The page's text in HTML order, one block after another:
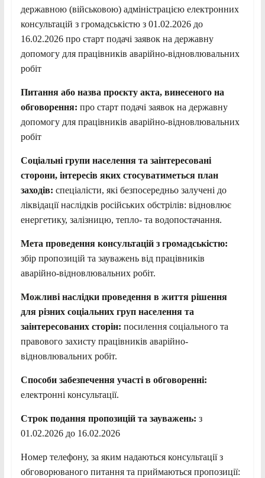
державною (військовою) адміністрацією електронних
консультацій з громадськістю з 01.02.2026 до
16.02.2026 про старт подачі заявок на державну
допомогу для працівників аварійно-відновлювальних
робіт
Питання або назва проєкту акта, винесеного на
обговорення: про старт подачі заявок на державну
допомогу для працівників аварійно-відновлювальних
робіт
Соціальні групи населення та заінтересовані
сторони, інтересів яких стосуватиметься план
заходів: спеціалісти, які безпосередньо залучені до
ліквідації наслідків російських обстрілів: відновлює
енергетику, залізницю, тепло- та водопостачання.
Мета проведення консультацій з громадськістю:
збір пропозицій та зауважень від працівників
аварійно-відновлювальних робіт.
Можливі наслідки проведення в життя рішення
для різних соціальних груп населення та
заінтересованих сторін: посилення соціального та
правового захисту працівників аварійно-
відновлювальних робіт.
Способи забезпечення участі в обговоренні:
електронні консультації.
Строк подання пропозицій та зауважень: з
01.02.2026 до 16.02.2026
Номер телефону, за яким надаються консультації з
обговорюваного питання та приймаються пропозиції: